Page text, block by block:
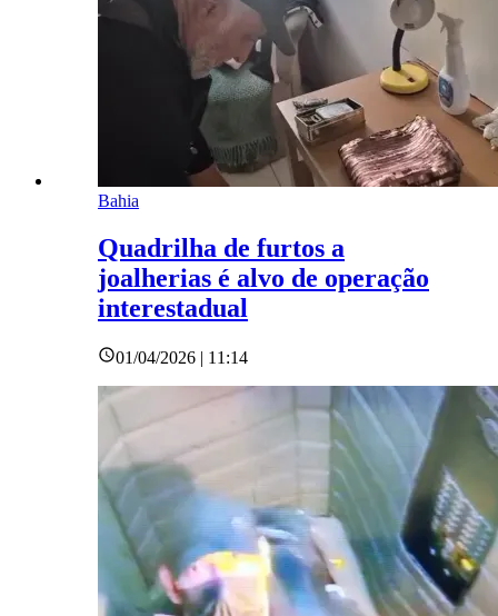
Bahia
Quadrilha de furtos a
joalherias é alvo de operação
interestadual
01/04/2026 | 11:14